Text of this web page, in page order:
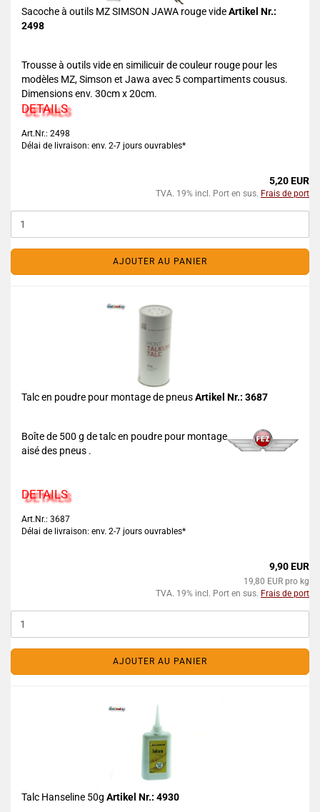
Sacoche à outils MZ SIMSON JAWA rouge videArtikel Nr.:
2498
Trousse à outils vide en similicuir de couleur rouge pour les
modèles MZ, Simson et Jawa avec 5 compartiments cousus.
Dimensions env. 30cm x 20cm.
DETAILS
Art.Nr.: 2498
Délai de livraison: env. 2-7 jours ouvrables*
5,20 EUR
TVA. 19% incl. Port en sus. Frais de port
AJOUTER AU PANIER
Talc en poudre pour montage de pneusArtikel Nr.: 3687
Boîte de 500 g de talc en poudre pour montage
aisé des pneus .
DETAILS
Art.Nr.: 3687
Délai de livraison: env. 2-7 jours ouvrables*
9,90 EUR
19,80 EUR pro kg
TVA. 19% incl. Port en sus. Frais de port
AJOUTER AU PANIER
Talc Hanseline 50g Artikel Nr.: 4930